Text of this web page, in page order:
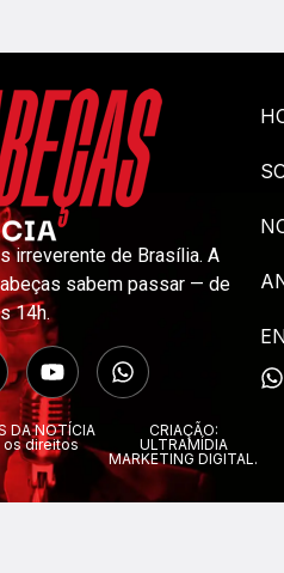
irreverente de Brasília. A
sabem passar — de
14h.
DA NOTÍCIA
os direitos
CRIAÇÃO:
ULTRAMÍDIA
MARKETING DIGITAL.